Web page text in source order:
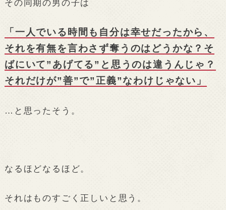
その同期の男の子は
「一人でいる時間も自分は幸せだったから、
それを有無を言わさず奪うのはどうかな？そ
ばにいて”あげてる”と思うのは違うんじゃ？
それだけが”善”で”正義”なわけじゃない」
…と思ったそう。
なるほどなるほど。
それはものすごく正しいと思う。